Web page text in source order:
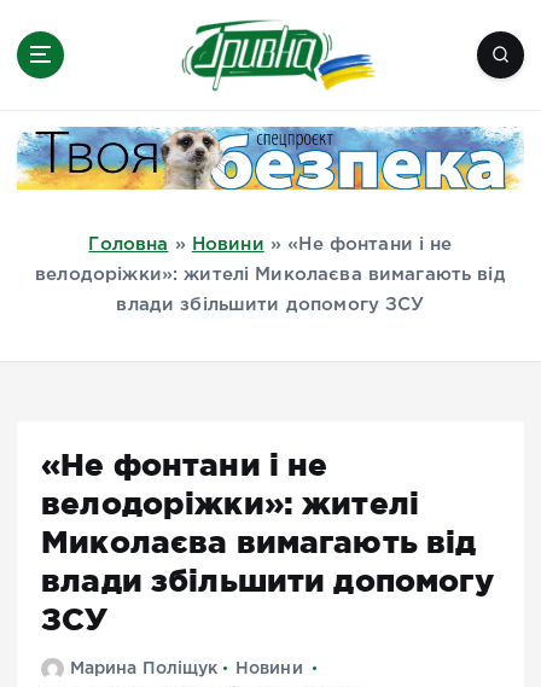
Миколаїв, Одеса, Мелітополь
Головна » Новини » «Не фонтани і не
велодоріжки»: жителі Миколаєва вимагають від
влади збільшити допомогу ЗСУ
«Не фонтани і не
велодоріжки»: жителі
Миколаєва вимагають від
влади збільшити допомогу
ЗСУ
Марина Поліщук
Новини